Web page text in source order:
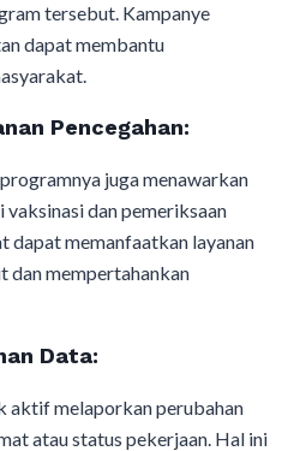
tersebut. Kampanye
dapat membantu
Pencegahan:
juga menawarkan
vaksinasi dan pemeriksaan
dapat memanfaatkan layanan
dan mempertahankan
Data:
aktif melaporkan perubahan
atau status pekerjaan. Hal ini